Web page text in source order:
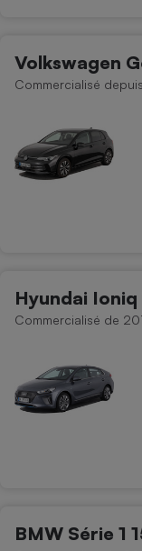
Volkswagen
Commercialisé
Hyundai
Commercialisé de
BMW Série 1